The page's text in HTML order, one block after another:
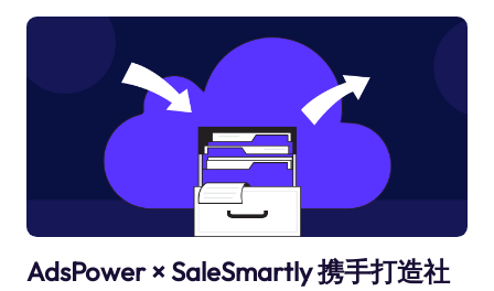
AdsPower × SaleSmartly 携手打造社